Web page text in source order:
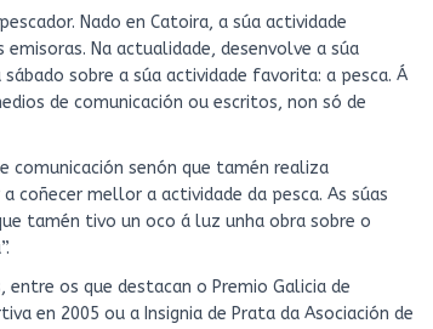
Nado en Catoira, a súa actividade
Na actualidade, desenvolve a súa
sobre a súa actividade favorita: a pesca. Á
de comunicación ou escritos, non só de
comunicación senón que tamén realiza
coñecer mellor a actividade da pesca. As súas
tamén tivo un oco á luz unha obra sobre o
os que destacan o Premio Galicia de
en 2005 ou a Insignia de Prata da Asociación de